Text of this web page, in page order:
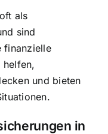
als
sind
finanzielle
helfen,
und bieten
in